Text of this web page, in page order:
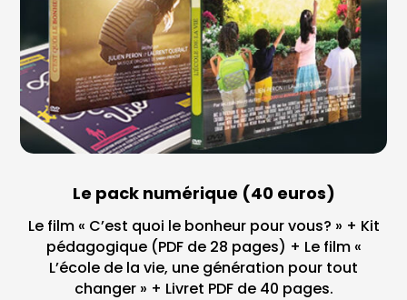
Le pack numérique (40 euros)
Le film « C’est quoi le bonheur pour vous? » + Kit
pédagogique (PDF de 28 pages) + Le film «
L’école de la vie, une génération pour tout
changer » + Livret PDF de 40 pages.